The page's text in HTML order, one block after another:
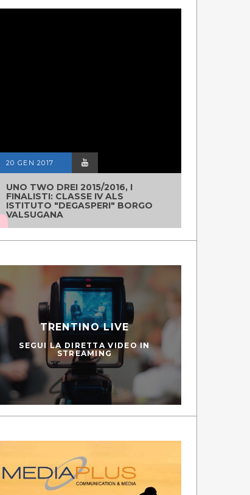
20 GEN 2017
UNO TWO DREI 2015/2016, I
FINALISTI: CLASSE IV ALS
ISTITUTO "DEGASPERI" BORGO
VALSUGANA
TRENTINO LIVE
SEGUI LA DIRETTA VIDEO IN
STREAMING